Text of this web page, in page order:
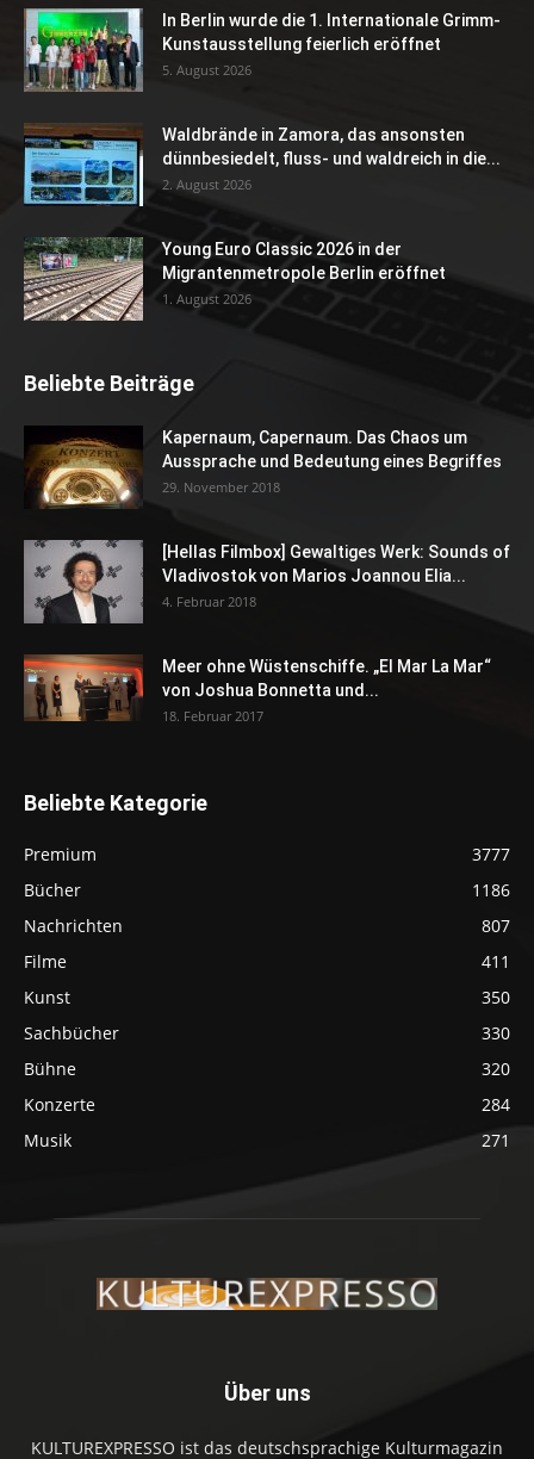
In Berlin wurde die 1. Internationale Grimm-
Kunstausstellung feierlich eröffnet
5. August 2026
Waldbrände in Zamora, das ansonsten
dünnbesiedelt, fluss- und waldreich in die...
2. August 2026
Young Euro Classic 2026 in der
Migrantenmetropole Berlin eröffnet
1. August 2026
Beliebte Beiträge
Kapernaum, Capernaum. Das Chaos um
Aussprache und Bedeutung eines Begriffes
29. November 2018
[Hellas Filmbox] Gewaltiges Werk: Sounds of
Vladivostok von Marios Joannou Elia...
4. Februar 2018
Meer ohne Wüstenschiffe. „El Mar La Mar“
von Joshua Bonnetta und...
18. Februar 2017
Beliebte Kategorie
Premium
3777
Bücher
1186
Nachrichten
807
Filme
411
Kunst
350
Sachbücher
330
Bühne
320
Konzerte
284
Musik
271
Über uns
KULTUREXPRESSO ist das deutschsprachige Kulturmagazin